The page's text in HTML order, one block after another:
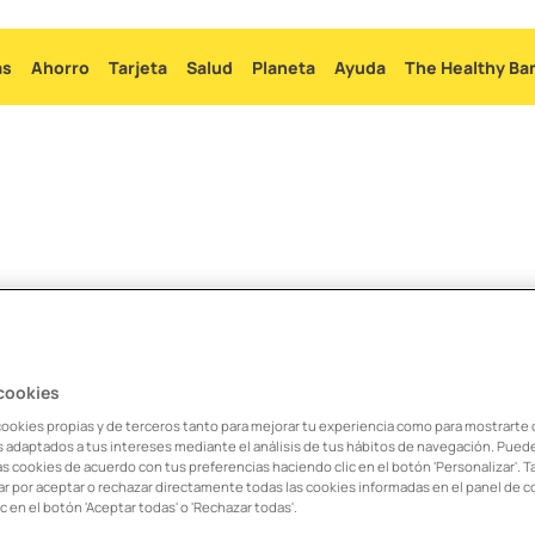
Ir
al
contenido
Ahorro Tarjeta Salud Planeta Ayuda The Healthy
de alta en B100, aquí tienes unas recomendaciones que
la captura. ¡Necesitamos poder ver perfectamente el
foto y después por el lado de la dirección.
propias y de terceros tanto para mejorar tu experiencia como para
a tus intereses mediante el análisis de tus hábitos de navegación.
cookies de acuerdo con tus preferencias haciendo clic en el botón 'Personalizar'.
por aceptar o rechazar directamente todas las cookies informadas en el panel de
en el botón 'Aceptar todas' o 'Rechazar todas'.